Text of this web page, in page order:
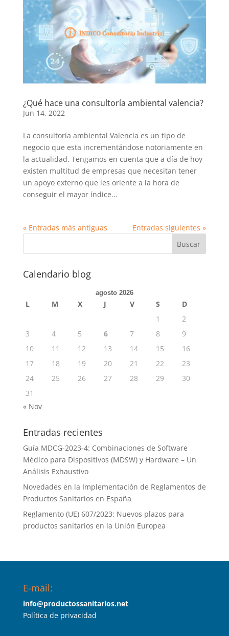
¿Qué hace una consultoría ambiental valencia?
Jun 14, 2022
La consultoría ambiental Valencia es un tipo de
negocio que esta incrementándose notoriamente en
la actualidad. Tengamos en cuenta que a día de hoy
existen multitud de empresas que necesitan tener
un apoyo externo que les oriente a la hora de
conseguir el mayor índice...
« Entradas más antiguas Entradas siguientes »
Calendario blog
agosto 2026
L M X J V S
D
1
2
3
4 5 6 7 8
9
10
11 12 13 14 15
16
17
18 19 20 21 22
23
24
25 26 27 28 29
30
31
« Nov
Entradas recientes
Guía MDCG-2023-4: Combinaciones de Software
Médico para Dispositivos (MDSW) y Hardware – Un
Análisis Exhaustivo
Novedades en la Implementación de Reglamentos de
Productos Sanitarios en España
Reglamento (UE) 607/2023: Nuevos plazos para
productos sanitarios en la Unión Europea
E-mail:
info@productossanitarios.net
Política de privacidad